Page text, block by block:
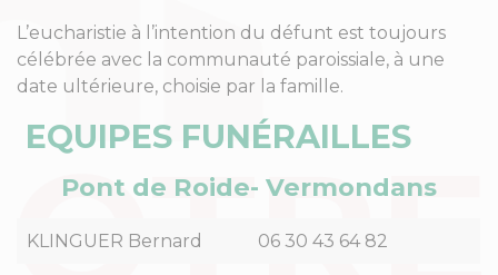
L’eucharistie à l’intention du défunt est toujours
célébrée avec la communauté paroissiale, à une
date ultérieure, choisie par la famille.
EQUIPES FUNÉRAILLES
Pont de Roide- Vermondans
KLINGUER Bernard 06 30 43 64 82